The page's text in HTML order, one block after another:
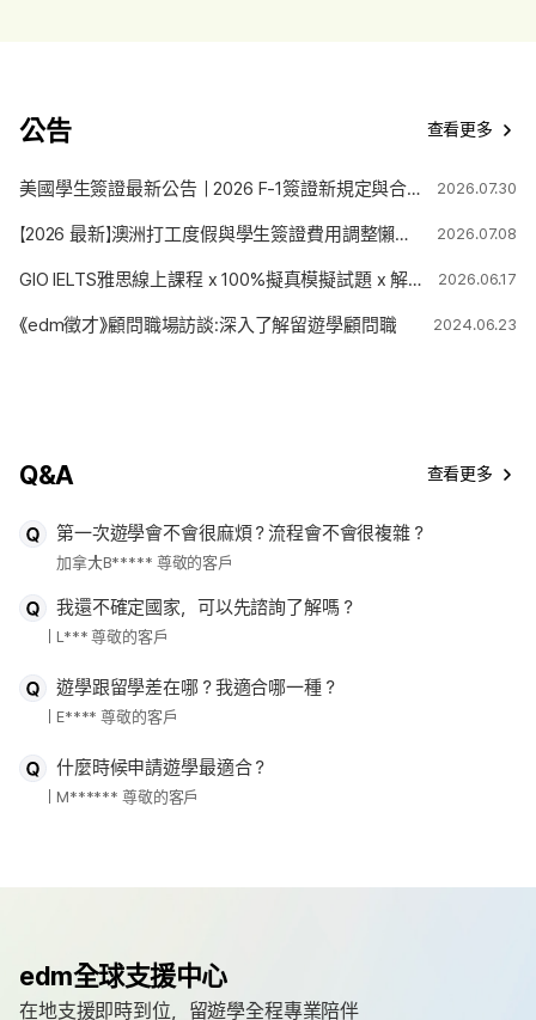
公告 查看更多
美國學生簽證最新公告｜2026 F-1簽證新規定與合法停留期限變更解析 2026.07.30
【2026 最新】澳洲打工度假與學生簽證費用調整懶人包 2026.07.08
GIO IELTS雅思線上課程 x 100%擬真模擬試題 x 解題技巧 2026.06.17
《edm徵才》顧問職場訪談:深入了解留遊學顧問職 2024.06.23
Q&A 查看更多
第一次遊學會不會很麻煩？流程會不會很複雜？
加拿大B***** 尊敬的客戶
我還不確定國家，可以先諮詢了解嗎？
L*** 尊敬的客戶
遊學跟留學差在哪？我適合哪一種？
E**** 尊敬的客戶
什麼時候申請遊學最適合？
M****** 尊敬的客戶
edm全球支援中心
在地支援即時到位，留遊學全程專業陪伴